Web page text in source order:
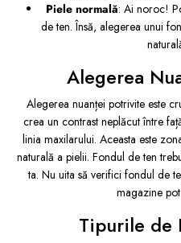
Piele normală: Ai noroc!
de ten. Însă, alegerea unui
Alegerea
Alegerea nuanței potrivite este
crea un contrast neplăcut între
linia maxilarului. Aceasta este
naturală a pielii. Fondul de ten
ta. Nu uita să verifici fondul de
magazine
Tipurile de